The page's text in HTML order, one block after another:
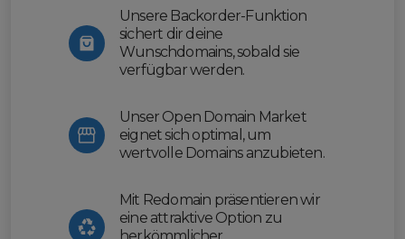
Unsere Backorder-Funktion
sichert dir deine
Wunschdomains, sobald sie
verfügbar werden.
Unser Open Domain Market
eignet sich optimal, um
wertvolle Domains anzubieten.
Mit Redomain präsentieren wir
eine attraktive Option zu